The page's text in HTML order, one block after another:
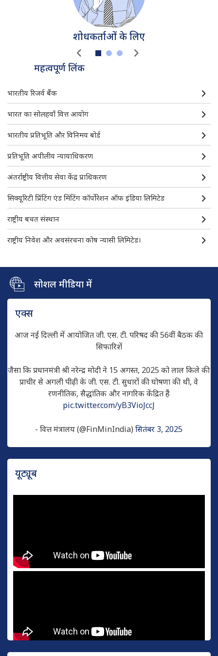
शोधकर्ताओं के लिए
महत्वपूर्ण लिंक
डी. बी. आई. एम.-महत्वपूर्ण लिंक
भारतीय रिजर्व बैंक
भारत का सोलहवाँ वित्त आयोग
भारतीय प्रतिभूति और विनिमय बोर्ड
प्रतिभूति अपीलीय न्यायाधिकरण
अंतर्राष्ट्रीय वित्तीय सेवा केंद्र प्राधिकरण
सिक्यूरिटी प्रिंटिंग एंड मिंटिंग कॉर्पोरेशन ऑफ इंडिया लिमिटेड
राष्ट्रीय बचत संस्थान
राष्ट्रीय निवेश और अवसंरचना कोष न्यासी लिमिटेड।
सोशल मीडिया में
एक्स
आज नई दिल्ली में आयोजित जी. एस. टी. परिषद की 56वीं बैठक की
सिफारिशें
जैसा कि प्रधानमंत्री श्री नरेन्द्र मोदी ने 15 अगस्त, 2025 को लाल किले की
प्राचीर से अगली पीढ़ी के जी. एस. टी. सुधारों की घोषणा की थी, वे
रणनीतिक, सैद्धांतिक और नागरिक केंद्रित हैं
pic.twitter.com/yB3VioJccJ
- वित्त मंत्रालय (@FinMinIndia)सितंबर 3, 2025
यूट्यूब